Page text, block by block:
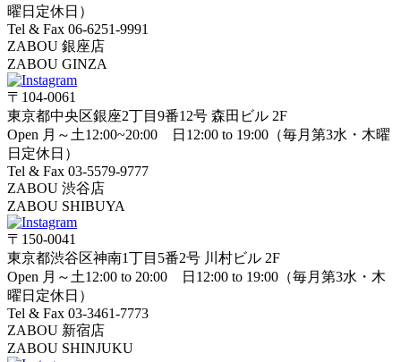
曜日定休日）
Tel & Fax 06-6251-9991
ZABOU 銀座店
ZABOU GINZA
〒104-0061
東京都中央区銀座2丁目9番12号 森田ビル 2F
Open 月～土12:00~20:00 日12:00 to 19:00（毎月第3水・木曜
日定休日）
Tel & Fax 03-5579-9777
ZABOU 渋谷店
ZABOU SHIBUYA
〒150-0041
東京都渋谷区神南1丁目5番2号 川村ビル 2F
Open 月～土12:00 to 20:00 日12:00 to 19:00（毎月第3水・木
曜日定休日）
Tel & Fax 03-3461-7773
ZABOU 新宿店
ZABOU SHINJUKU